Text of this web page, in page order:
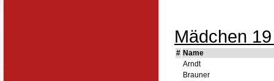
Mädchen
# Name
Arndt
Brauner